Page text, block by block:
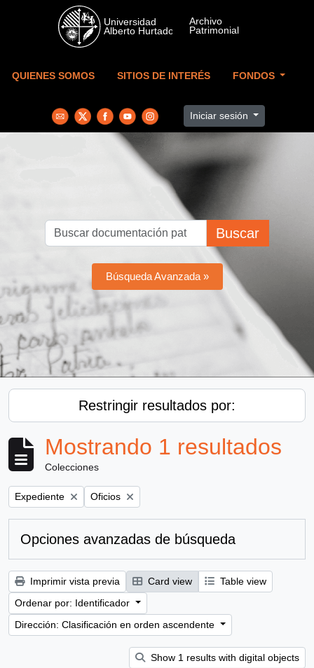
Skip to main content
QUIENES SOMOS SITIOS DE INTERÉS FONDOS
Iniciar sesión
Buscar
Búsqueda Avanzada »
Restringir resultados por:
Mostrando 1 resultados
Colecciones
Remove filter:
Expediente Remove filter:
Oficios
Opciones avanzadas de búsqueda
Imprimir vista previa Card view
Table view
Ordenar por: Identificador
Dirección: Clasificación en orden ascendente
Show 1 results with digital objects